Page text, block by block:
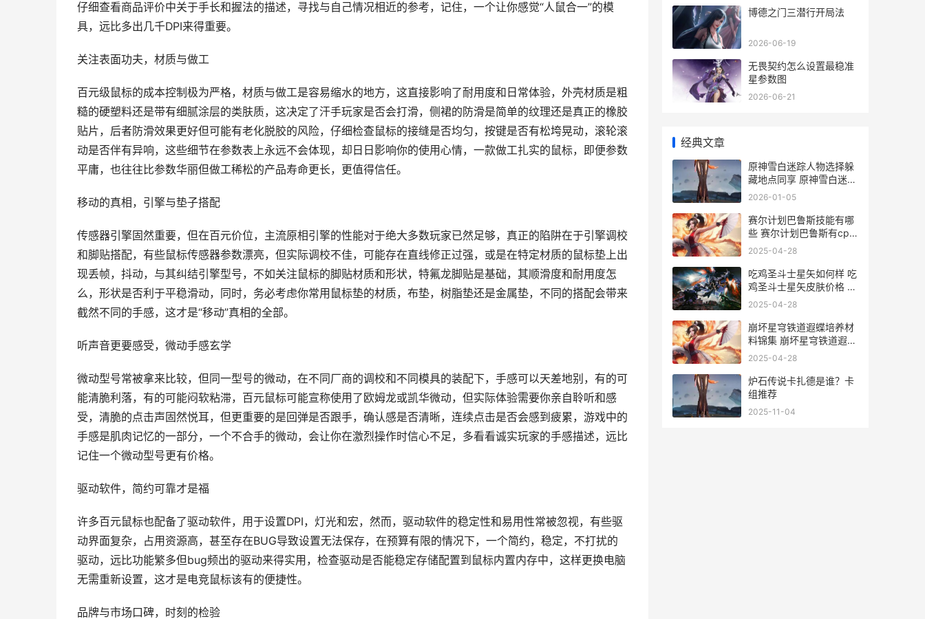
仔细查看商品评价中关于手长和握法的描述，寻找与自己情况相近的参考，记住，一个让你感觉“人鼠合一”的模
具，远比多出几千DPI来得重要。
关注表面功夫，材质与做工
百元级鼠标的成本控制极为严格，材质与做工是容易缩水的地方，这直接影响了耐用度和日常体验，外壳材质是粗
糙的硬塑料还是带有细腻涂层的类肤质，这决定了汗手玩家是否会打滑，侧裙的防滑是简单的纹理还是真正的橡胶
贴片，后者防滑效果更好但可能有老化脱胶的风险，仔细检查鼠标的接缝是否均匀，按键是否有松垮晃动，滚轮滚
动是否伴有异响，这些细节在参数表上永远不会体现，却日日影响你的使用心情，一款做工扎实的鼠标，即便参数
平庸，也往往比参数华丽但做工稀松的产品寿命更长，更值得信任。
移动的真相，引擎与垫子搭配
传感器引擎固然重要，但在百元价位，主流原相引擎的性能对于绝大多数玩家已然足够，真正的陷阱在于引擎调校
和脚贴搭配，有些鼠标传感器参数漂亮，但实际调校不佳，可能存在直线修正过强，或是在特定材质的鼠标垫上出
现丢帧，抖动，与其纠结引擎型号，不如关注鼠标的脚贴材质和形状，特氟龙脚贴是基础，其顺滑度和耐用度怎
么，形状是否利于平稳滑动，同时，务必考虑你常用鼠标垫的材质，布垫，树脂垫还是金属垫，不同的搭配会带来
截然不同的手感，这才是“移动”真相的全部。
听声音更要感受，微动手感玄学
微动型号常被拿来比较，但同一型号的微动，在不同厂商的调校和不同模具的装配下，手感可以天差地别，有的可
能清脆利落，有的可能闷软粘滞，百元鼠标可能宣称使用了欧姆龙或凯华微动，但实际体验需要你亲自聆听和感
受，清脆的点击声固然悦耳，但更重要的是回弹是否跟手，确认感是否清晰，连续点击是否会感到疲累，游戏中的
手感是肌肉记忆的一部分，一个不合手的微动，会让你在激烈操作时信心不足，多看看诚实玩家的手感描述，远比
记住一个微动型号更有价格。
驱动软件，简约可靠才是福
许多百元鼠标也配备了驱动软件，用于设置DPI，灯光和宏，然而，驱动软件的稳定性和易用性常被忽视，有些驱
动界面复杂，占用资源高，甚至存在BUG导致设置无法保存，在预算有限的情况下，一个简约，稳定，不打扰的
驱动，远比功能繁多但bug频出的驱动来得实用，检查驱动是否能稳定存储配置到鼠标内置内存中，这样更换电脑
无需重新设置，这才是电竞鼠标该有的便捷性。
品牌与市场口碑，时刻的检验
博德之门三潜行开局法
2026-06-19
无畏契约怎么设置最稳准
星参数图
2026-06-21
经典文章
原神雪白迷踪人物选择躲
藏地点同享 原神雪白迷踪
人物选择躲藏地点如何找
2026-01-05
赛尔计划巴鲁斯技能有哪
些 赛尔计划巴鲁斯有cp
吗
2025-04-28
吃鸡圣斗士星矢如何样 吃
鸡圣斗士星矢皮肤价格 游
戏圣斗士星矢
2025-04-28
崩坏星穹铁道遐蝶培养材
料锦集 崩坏星穹铁道遐蝶
兑换码
2025-04-28
炉石传说卡扎德是谁？卡
组推荐
2025-11-04